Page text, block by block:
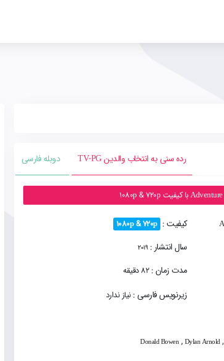
رده سنی به انتخاب والدین TV-PG دوبله فارسی
کیفیت : 1080p & 720p
سال انتشار :2019
مدت زمان :82 دقیقه
زیرنویس فارسی :نیاز ندارد
Donald Bowen, Dylan Arnold,